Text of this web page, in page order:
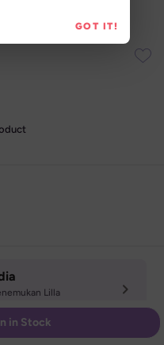
Lilla
in Stock
GOT IT!